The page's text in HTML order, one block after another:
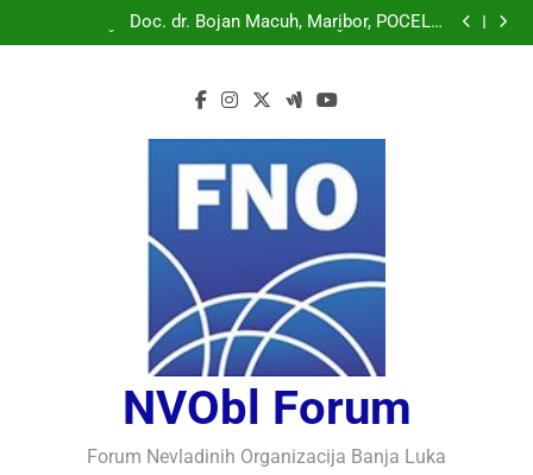
SLOVENAČKOM PARLAMENTU
Doc. dr. Bojan Macuh, Maribor, POČELO
OBILJEŽAVANJE 30 GODINA USPJEŠNOG RADA I
Prof.dr Vaso Bojanić, MOGU LI KOMPJUTERI POSTATI
Doc. dr. Bojan Macuh, Maribor, POLITIČKA KRIZA U
SLOVENAČKOM PARLAMENTU
Doc. dr. Bojan Macuh, Maribor, POČELO
RAZVOJA DEFENDOLOGIJE – POGLED IZ SLOVENIJE
AUTORITARNO LUDILO
NVObl Forum
Forum Nevladinih Organizacija Banja Luka